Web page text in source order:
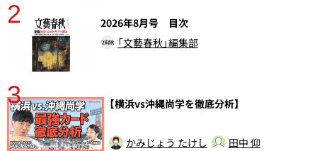
2
2026年8月号 目次
「文藝春秋」編集部
3 【横浜vs沖縄尚学を徹底分析】
かみじょう たけし 田中 仰